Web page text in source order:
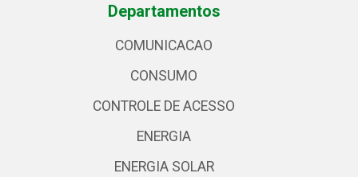
Departamentos
COMUNICACAO
CONSUMO
CONTROLE DE ACESSO
ENERGIA
ENERGIA SOLAR